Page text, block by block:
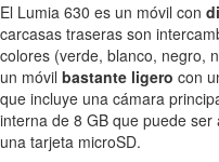
El Lumia 630 es un móvil con
carcasas traseras son
colores (verde, blanco, negro,
un móvil bastante ligero con
que incluye una cámara
interna de 8 GB que puede
una tarjeta microSD.